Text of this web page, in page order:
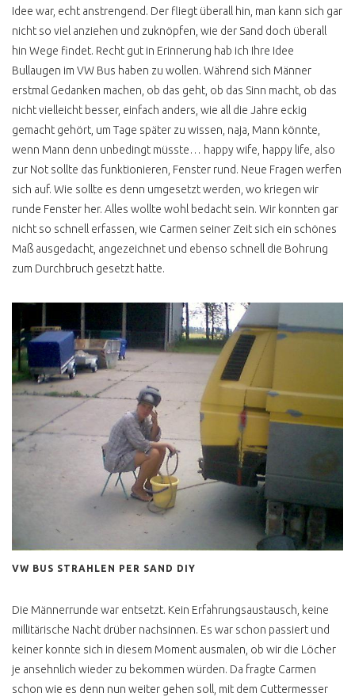
T3 SYNCRO
KARDANWELLE
T3 KAROSSE SCHWEISSEN
T3 ROSTKUR NOCH GUT
ERHALTEN
BLENDER ERKENNEN
B SÄULE RESTAURIEREN
T3 LACKIERUNG
MIKE SANDERS
UNTERBODENSCHUTZ
ABZOCKE T3
H KENNZEICHEN T3
T3 TECHNISCHE
VERBESSERUNGEN
T3 1.9 TD, TDI
MOTORUMBAU
T3 BENZINER 2E ODER
ABK MOTOR
BOXER WBX RUCKELT
3 PUNKTGURTE HINTEN
GEHEIMER TODSCHALTER
T3
T3 GPS TRACKING
T3 LUFTLEITPAPPEN
Idee war, echt anstrengend. Der fliegt überall hin, man kann sich gar
nicht so viel anziehen und zuknöpfen, wie der Sand doch überall
hin Wege findet. Recht gut in Erinnerung hab ich Ihre Idee
Bullaugen im VW Bus haben zu wollen. Während sich Männer
erstmal Gedanken machen, ob das geht, ob das Sinn macht, ob das
nicht vielleicht besser, einfach anders, wie all die Jahre eckig
gemacht gehört, um Tage später zu wissen, naja, Mann könnte,
wenn Mann denn unbedingt müsste… happy wife, happy life, also
zur Not sollte das funktionieren, Fenster rund. Neue Fragen werfen
sich auf. Wie sollte es denn umgesetzt werden, wo kriegen wir
runde Fenster her. Alles wollte wohl bedacht sein. Wir konnten gar
nicht so schnell erfassen, wie Carmen seiner Zeit sich ein schönes
Maß ausgedacht, angezeichnet und ebenso schnell die Bohrung
zum Durchbruch gesetzt hatte.
VW BUS STRAHLEN PER SAND DIY
Die Männerrunde war entsetzt. Kein Erfahrungsaustausch, keine
millitärische Nacht drüber nachsinnen. Es war schon passiert und
keiner konnte sich in diesem Moment ausmalen, ob wir die Löcher
je ansehnlich wieder zu bekommen würden. Da fragte Carmen
schon wie es denn nun weiter gehen soll, mit dem Cuttermesser